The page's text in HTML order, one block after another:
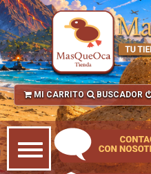
MI CARRITO BUSCADOR